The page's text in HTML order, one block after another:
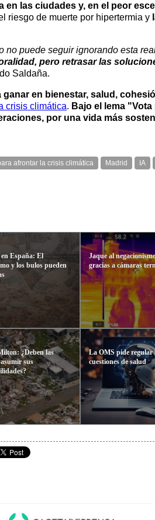
las ciudades y, en el peor
riesgo de muerte por hipertermia y
no puede seguir ignorando esta
pero retrasar las
Saldaña.
en bienestar, salud,
crisis climática. Bajo el lema
por una vida más
afrontar la crisis climática Madrid IA
España: El
y los bulos pueden
¿Deben las
sus
Jaque al
gracias a cámaras
La OMS pide regular
cuestiones de salud